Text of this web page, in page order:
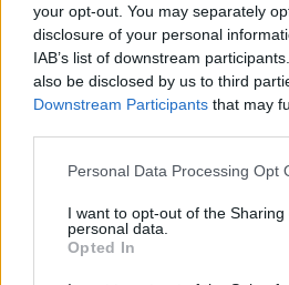
your opt-out. You may separately
disclosure of your personal
IAB’s list of downstream
also be disclosed by us to third
Downstream Participants that may
Personal Data Processing Opt
I want to opt-out of the Sharing
personal data.
Opted In
2
UUTISET